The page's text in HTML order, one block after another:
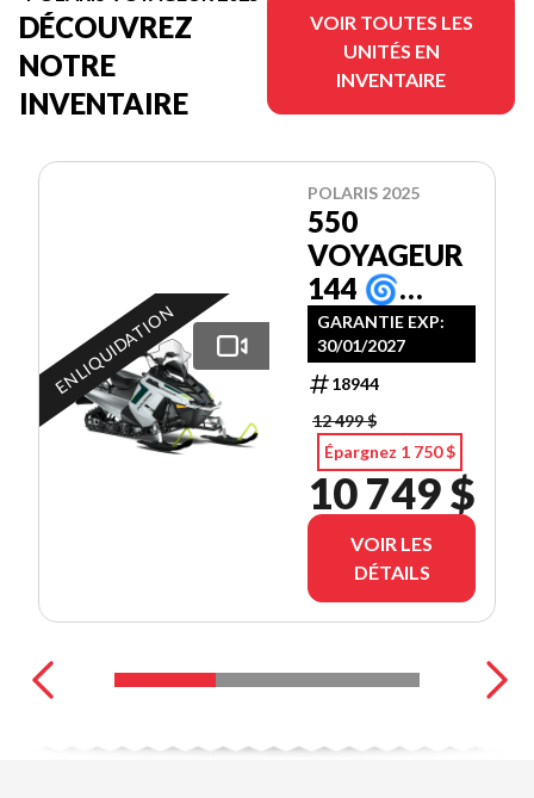
DÉCOUVREZ
NOTRE
INVENTAIRE
VOIR TOUTES LES
UNITÉS EN
INVENTAIRE
EN LIQUIDATION
POLARIS 2025
550
VOYAGEUR
144 🌀
REFROIDI À
L'AIR
GARANTIE EXP:
30/01/2027
18944
12 499 $
Épargnez 1 750 $
10 749 $
VOIR LES
DÉTAILS